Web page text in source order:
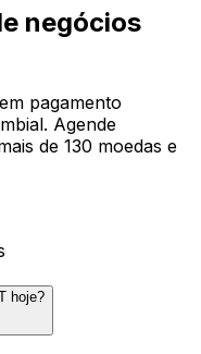
negócios
pagamento
Agende
de 130 moedas e
hoje?